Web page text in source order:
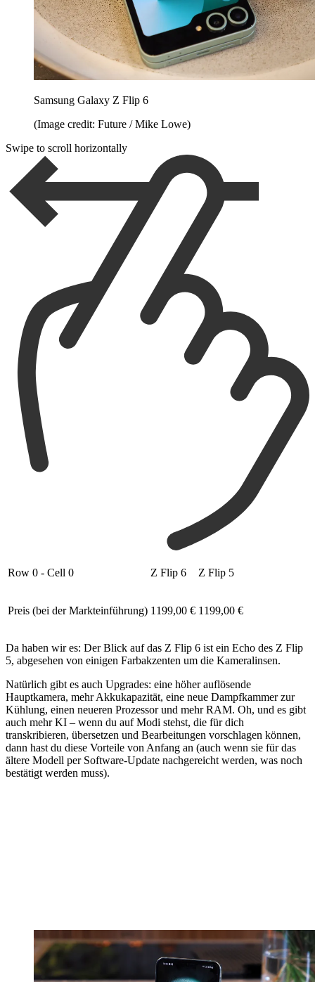
Samsung Galaxy Z Flip 6
(Image credit: Future / Mike Lowe)
Swipe to scroll horizontally
Row 0 - Cell 0 Z Flip 6 Z Flip 5
Preis (bei der Markteinführung) 1199,00 € 1199,00 €
Da haben wir es: Der Blick auf das Z Flip 6 ist ein Echo des Z Flip
5, abgesehen von einigen Farbakzenten um die Kameralinsen.
Natürlich gibt es auch Upgrades: eine höher auflösende
Hauptkamera, mehr Akkukapazität, eine neue Dampfkammer zur
Kühlung, einen neueren Prozessor und mehr RAM. Oh, und es gibt
auch mehr KI – wenn du auf Modi stehst, die für dich
transkribieren, übersetzen und Bearbeitungen vorschlagen können,
dann hast du diese Vorteile von Anfang an (auch wenn sie für das
ältere Modell per Software-Update nachgereicht werden, was noch
bestätigt werden muss).